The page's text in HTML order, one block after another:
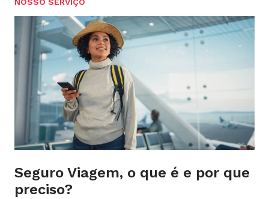
NOSSO SERVIÇO
Seguro Viagem, o que é e por que
preciso?